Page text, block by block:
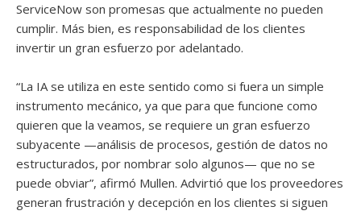
ServiceNow son promesas que actualmente no pueden
cumplir. Más bien, es responsabilidad de los clientes
invertir un gran esfuerzo por adelantado.
“La IA se utiliza en este sentido como si fuera un simple
instrumento mecánico, ya que para que funcione como
quieren que la veamos, se requiere un gran esfuerzo
subyacente —análisis de procesos, gestión de datos no
estructurados, por nombrar solo algunos— que no se
puede obviar”, afirmó Mullen. Advirtió que los proveedores
generan frustración y decepción en los clientes si siguen